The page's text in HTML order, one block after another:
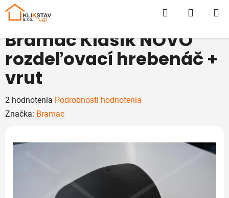
Prejsť
Hľadať
Bramac Klasik NOVO
rozdeľovací hrebenáč +
vrut
Priemerné
hodnotenie
2 hodnotenia Podrobnosti hodnotenia
Značka: Bramac